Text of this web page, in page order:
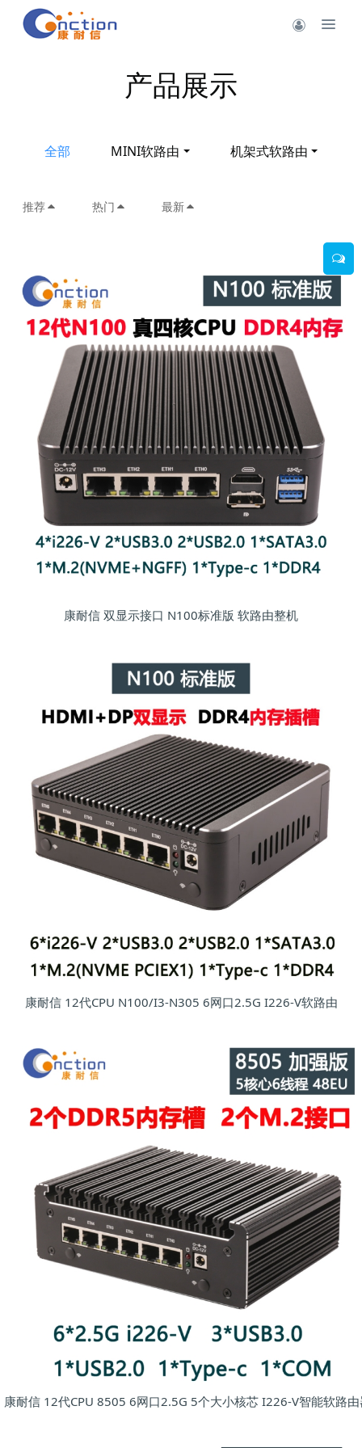
产品展示
全部 MINI软路由 机架式软路由
推荐 热门 最新
康耐信 双显示接口 N100标准版 软路由整机
康耐信 12代CPU N100/I3-N305 6网口2.5G I226-V软路由
康耐信 12代CPU 8505 6网口2.5G 5个大小核芯 I226-V智能软路